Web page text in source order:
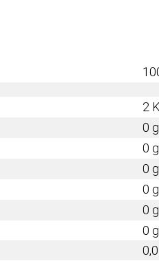
2
0 g
0 g
0 g
0 g
0 g
0 g